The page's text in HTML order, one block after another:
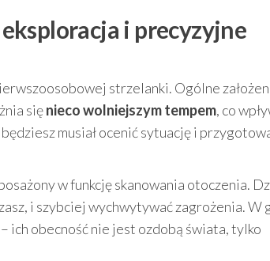
i precyzyjne
strzelanki. Ogólne
sięnieco wolniejszym tempem, co
musiał ocenić sytuację i
w funkcję skanowania otoczenia.
i szybciej wychwytywać zagrożenia. W
ich obecność nie jest ozdobą świata, tylko